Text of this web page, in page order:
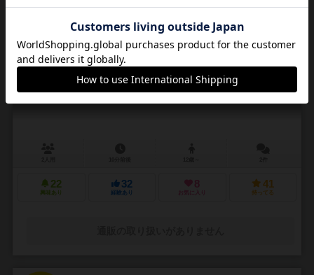
No.16
KAWARS
22
興味あり
32
経験あり
8
お気に入り
41
持ってる